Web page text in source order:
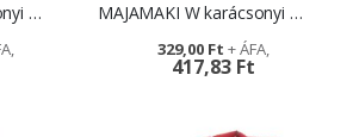
MAJAMAKI S karácsonyi papírtáska, kicsi - logózással MAJAMAKI W karácsonyi papírtáska borhoz - emblémával
417,83 Ft
329,00 Ft